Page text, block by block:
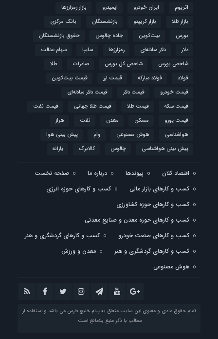
اتریوم ایران خودرو ایمیدرو
بازار رمزارزها
بازار طلا
بازار کریپتو بازنشستگان
بانک مرکزی
بورس
بیت‌کوین جاده چالوس
حقوق بازنشستگان
دلار
دلار مبادله‌ای رمزارزها سایپا
سهام عدالت
شاخص بورس
شاخص کل بورس صادرات
طلا
فولاد
فولاد مبارکه قیمت ارز
قیمت بیت‌کوین
قیمت خودرو
قیمت دلار
قیمت دلار مبادله‌ای
قیمت سکه
قیمت طلا قیمت طلا جهانی
قیمت نفت
قیمت یورو
مسکن معدن نفت
هراز
هواشناسی
هوش مصنوعی وام
پیش بینی هوا
پیش بینی هواشناسی
چالوس کالابرگ یارانه
اقتصاد کلان پیوندها درباره ما
صفحه نخست
کسب و کارهای بازار مالی
کسب و کارهای حوزه انرژی
کسب و کارهای حوزه کشاورزی
کسب و کارهای حوزه معدن و صنایع معدنی
کسب و کارهای صنعت خودرو
کسب و کارهای گردشگری و هنر
کسب و کارهای گردشگری و هنر
معدن و ورزش
هوش مصنوعی
تمام حقوق مادی و معنوی این سایت متعلق به پیام خلیج فارس می باشد و استفاده از
مطالب با ذکر منبع بلامانع است.